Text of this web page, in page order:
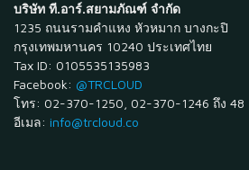
บริษัท ที.อาร์.สยามภัณฑ์ จำกัด
1235 ถนนรามคำแหง หัวหมาก บางกะปิ
กรุงเทพมหานคร 10240 ประเทศไทย
Tax ID: 0105535135983
Facebook: @TRCLOUD
โทร: 02-370-1250, 02-370-1246 ถึง 48
อีเมล: info@trcloud.co